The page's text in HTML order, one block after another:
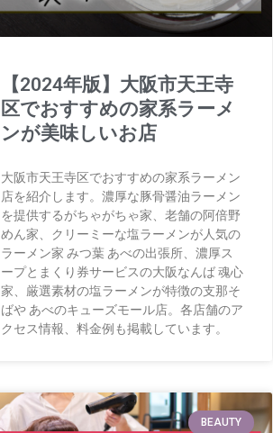
【2024年版】大阪市天王寺
区でおすすめの家系ラーメ
ンが美味しいお店
大阪市天王寺区でおすすめの家系ラーメン
店を紹介します。濃厚な豚骨醤油ラーメン
を提供するがちゃがちゃ家、老舗の阿倍野
めん家、クリーミーな塩ラーメンが人気の
ラーメン家 みつ葉 あべの出張所、濃厚ス
ープとまくり券サービスの大阪なんば 魂心
家、厳選素材の塩ラーメンが特徴の支那そ
ばや あべのキューズモール店。各店舗のア
クセス情報、料金例も掲載しています。
BEAUTY